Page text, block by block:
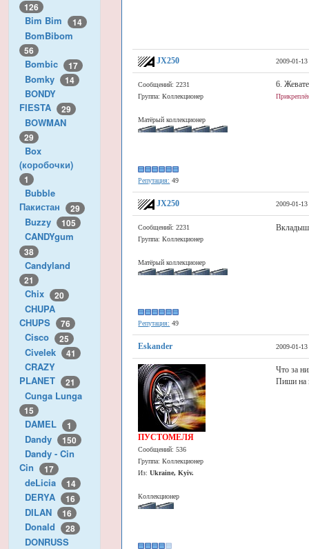
126
Bim Bim 14
BomBibom
56
Bombic 17
Bomky 14
BONDY
FIESTA
29
BOWMAN
29
Box
(коробочки)
1
Bubble
Пакистан
29
Buzzy 105
CANDYgum
38
Candyland
21
Chix 20
CHUPA
CHUPS
76
Cisco 25
Civelek 41
CRAZY
PLANET
21
Cunga Lunga
15
DAMEL 1
Dandy 150
Dandy - Cin
Cin
17
deLicia 14
DERYA 16
DILAN 16
Donald 28
DONRUSS
JX250 2009-01-
Сообщений: 2231
Группа: Коллекционер
Матёрый коллекционер
Репутация: 49
6.
JX250 2009-01-
Сообщений: 2231
Группа: Коллекционер
Матёрый коллекционер
Репутация: 49
Eskander 2009-01-
ПУСТОМЕЛЯ
Сообщений: 536
Группа: Коллекционер
Из:Ukraine, Kyiv.
Коллекционер
Что за
Пиши на